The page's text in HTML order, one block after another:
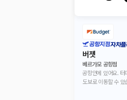
공항지점자차
버젯
베르가모 공항점
공항안에 있어요. 터
도보로 이동할 수 있